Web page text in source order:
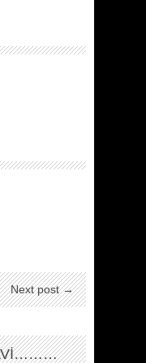
Next post →